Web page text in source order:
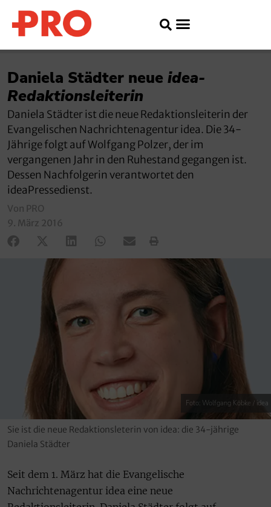
Daniela Städter neue idea-
Redaktionsleiterin
Daniela Städter ist die neue Redaktionsleiterin der
Evangelischen Nachrichtenagentur idea. Die 34-
Jährige folgt auf Wolfgang Polzer, der im
vergangenen Jahr in den Ruhestand gegangen ist.
Dessen Nachfolgerin verantwortet den
ideaPressedienst.
Von PRO
9. März 2016
Foto: Wolfgang Köbke / idea
Sie ist die neue Redaktionsleterin von idea: die 34-jährige
Daniela Städter
Seit dem 1. März hat die Evangelische
Nachrichtenagentur idea eine neue